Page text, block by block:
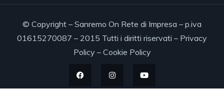
© Copyright – Sanremo On Rete di Impresa – p.iva
01615270087 – 2015 Tutti i diritti riservati – Privacy
Policy – Cookie Policy